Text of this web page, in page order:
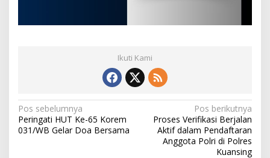
Ikuti Kami
N
a
Pos sebelumnya
Peringati HUT Ke-65 Korem
031/WB Gelar Doa Bersama
Pos berikutnya
Proses Verifikasi Berjalan
Aktif dalam Pendaftaran
Anggota Polri di Polres
Kuansing